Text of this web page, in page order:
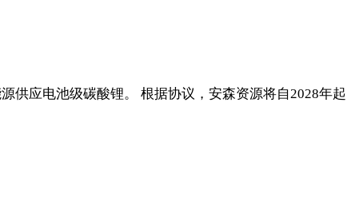
供应电池级碳酸锂。 根据协议，安森资源将自2028年起